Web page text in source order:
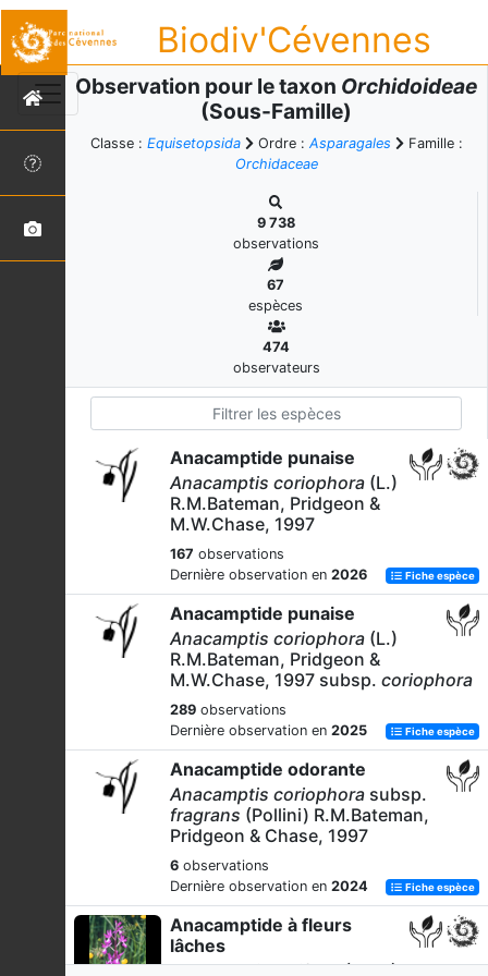
Biodiv'Cévennes
Observation pour le taxon Orchidoideae
(Sous-Famille)
Classe : Equisetopsida Ordre : Asparagales
Famille :
Orchidaceae
9 738
observations
67
espèces
474
observateurs
Anacamptide punaise
Anacamptis coriophora (L.)
R.M.Bateman, Pridgeon &
M.W.Chase, 1997
167 observations
Dernière observation en 2026 Fiche espèce
Anacamptide punaise
Anacamptis coriophora (L.)
R.M.Bateman, Pridgeon &
M.W.Chase, 1997 subsp. coriophora
289 observations
Dernière observation en 2025 Fiche espèce
Anacamptide odorante
Anacamptis coriophora subsp.
fragrans (Pollini) R.M.Bateman,
Pridgeon & Chase, 1997
6 observations
Dernière observation en 2024 Fiche espèce
Anacamptide à fleurs
lâches
Anacamptis laxiflora(Lam.)